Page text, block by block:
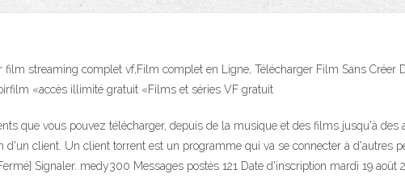
streaming complet vf,Film complet en Ligne, Télécharger Film Sans Créer
«accès illimité gratuit «Films et séries VF gratuit
que vous pouvez télécharger, depuis de la musique et des films jusqu'à des
d'un client. Un client torrent est un programme qui va se connecter à d'autres
Signaler. medy300 Messages postés 121 Date d'inscription mardi 19 août